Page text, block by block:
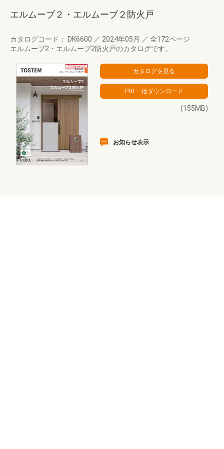
エルムーブ２・エルムーブ２防火戸
カタログコード： DK6600 ／ 2024年05月 ／ 全172ページ
エルムーブ2・エルムーブ2防火戸のカタログです。
(155MB)
お知らせ表示